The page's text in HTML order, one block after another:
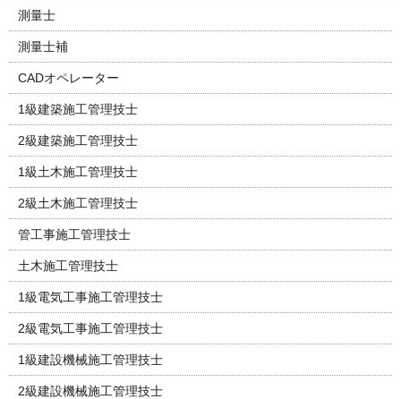
測量士
測量士補
CADオペレーター
1級建築施工管理技士
2級建築施工管理技士
1級土木施工管理技士
2級土木施工管理技士
管工事施工管理技士
土木施工管理技士
1級電気工事施工管理技士
2級電気工事施工管理技士
1級建設機械施工管理技士
2級建設機械施工管理技士